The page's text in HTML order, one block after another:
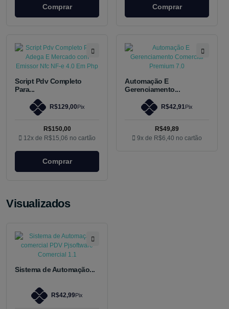
Comprar Comprar
Script Pdv Completo
Para...
R$129,00 Pix
R$150,00
12x de R$15,06 no cartão
Comprar
Automação E
Gerenciamento...
R$42,91Pix
R$49,89
9x de R$6,40 no cartão
Visualizados
Sistema de Automação...
R$42,99Pix